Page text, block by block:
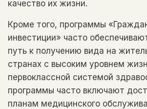
качество их жизни.
Кроме того, программы
инвестиции» часто
путь к получению вида на
странах с высоким уровнем
первоклассной системой
программы часто включают
планам медицинского